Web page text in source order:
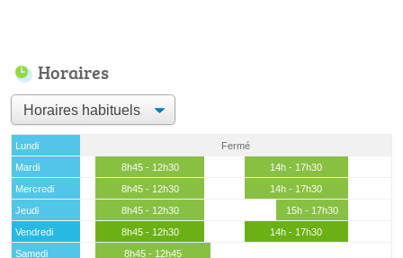
Horaires
Lundi
Fermé
Mardi
8h45 - 12h30
14h - 17h30
Mercredi
8h45 - 12h30
14h - 17h30
Jeudi
8h45 - 12h30
15h - 17h30
Vendredi
8h45 - 12h30
14h - 17h30
Samedi
8h45 - 12h45